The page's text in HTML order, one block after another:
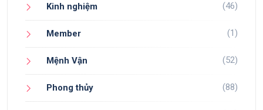
Kinh nghiệm (46)
Member (1)
Mệnh Vận (52)
Phong thủy (88)